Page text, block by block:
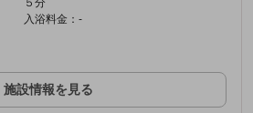
入浴料金：-
施設情報を見る